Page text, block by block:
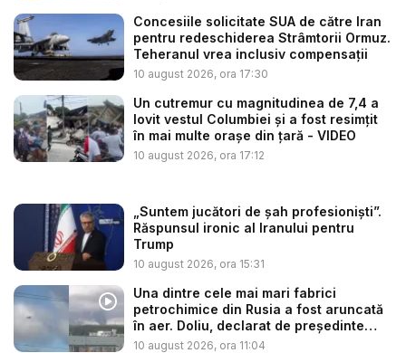
Concesiile solicitate SUA de către Iran
pentru redeschiderea Strâmtorii Ormuz.
Teheranul vrea inclusiv compensații
10 august 2026, ora 17:30
Un cutremur cu magnitudinea de 7,4 a
lovit vestul Columbiei și a fost resimțit
în mai multe orașe din țară - VIDEO
10 august 2026, ora 17:12
„Suntem jucători de șah profesioniști”.
Răspunsul ironic al Iranului pentru
Trump
10 august 2026, ora 15:31
Una dintre cele mai mari fabrici
petrochimice din Rusia a fost aruncată
în aer. Doliu, declarat de președinte
du...
10 august 2026, ora 11:04